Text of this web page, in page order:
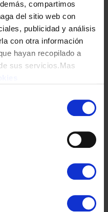
compartimos
del sitio web con
publicidad y análisis
con otra información
hayan recopilado a
sus servicios.Mas